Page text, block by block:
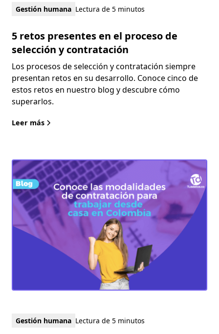
Gestión humana Lectura de 5 minutos
5 retos presentes en el proceso de
selección y contratación
Los procesos de selección y contratación siempre
presentan retos en su desarrollo. Conoce cinco de
estos retos en nuestro blog y descubre cómo
superarlos.
Leer más
Gestión humana Lectura de 5 minutos